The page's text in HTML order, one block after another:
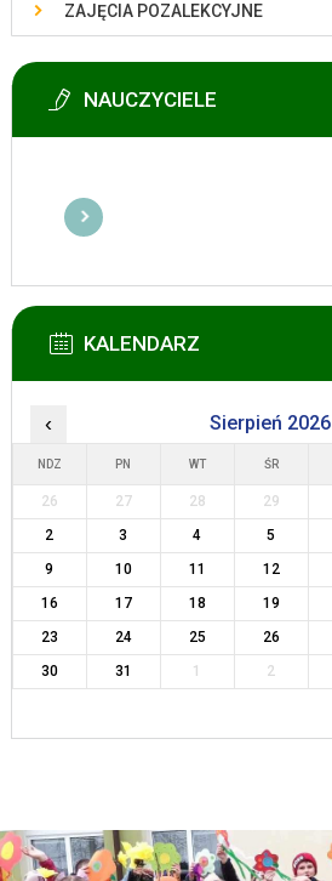
ZAJĘCIA POZALEKCYJNE
NAUCZYCIELE
KALENDARZ
‹ Sierpień 2026
NDZ PN WT ŚR
26 27 28 29
2
3 4 5
9
10 11 12
16
17 18 19
23
24 25 26
30
31 1 2